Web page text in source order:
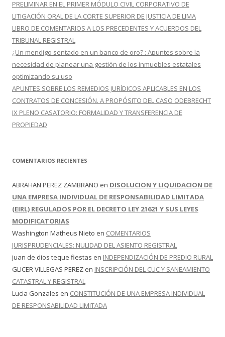
PRELIMINAR EN EL PRIMER MÓDULO CIVIL CORPORATIVO DE
LITIGACIÓN ORAL DE LA CORTE SUPERIOR DE JUSTICIA DE LIMA
LIBRO DE COMENTARIOS A LOS PRECEDENTES Y ACUERDOS DEL
TRIBUNAL REGISTRAL
¿Un mendigo sentado en un banco de oro? : Apuntes sobre la
necesidad de planear una gestión de los inmuebles estatales
optimizando su uso
APUNTES SOBRE LOS REMEDIOS JURÍDICOS APLICABLES EN LOS
CONTRATOS DE CONCESIÓN. A PROPÓSITO DEL CASO ODEBRECHT
IX PLENO CASATORIO: FORMALIDAD Y TRANSFERENCIA DE
PROPIEDAD
COMENTARIOS RECIENTES
ABRAHAN PEREZ ZAMBRANO en DISOLUCION Y LIQUIDACION DE
UNA EMPRESA INDIVIDUAL DE RESPONSABILIDAD LIMITADA
(EIRL) REGULADOS POR EL DECRETO LEY 21621 Y SUS LEYES
MODIFICATORIAS
Washington Matheus Nieto en COMENTARIOS
JURISPRUDENCIALES: NULIDAD DEL ASIENTO REGISTRAL
juan de dios teque fiestas en INDEPENDIZACIÓN DE PREDIO RURAL
GLICER VILLEGAS PEREZ en INSCRIPCIÓN DEL CUC Y SANEAMIENTO
CATASTRAL Y REGISTRAL
Lucia Gonzales en CONSTITUCIÓN DE UNA EMPRESA INDIVIDUAL
DE RESPONSABILIDAD LIMITADA